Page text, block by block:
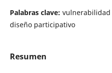
Palabras clave: vulnerabilidad
diseño participativo
Resumen